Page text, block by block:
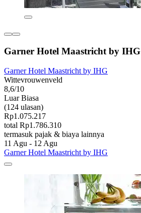
Garner Hotel Maastricht by IHG
Garner Hotel Maastricht by IHG
Wittevrouwenveld
8,6/10
Luar Biasa
(124 ulasan)
Rp1.075.217
total Rp1.786.310
termasuk pajak & biaya lainnya
11 Agu - 12 Agu
Garner Hotel Maastricht by IHG